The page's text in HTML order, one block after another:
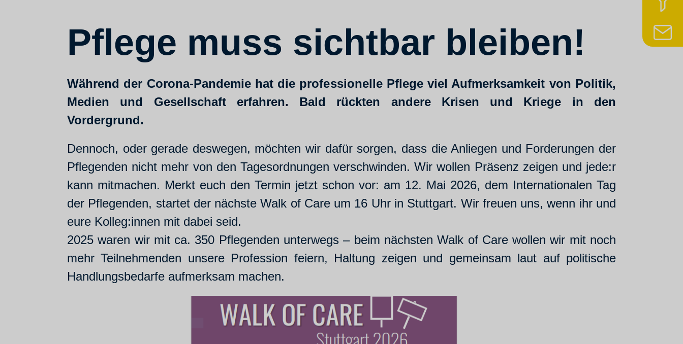
Pflege muss sichtbar bleiben!
Während der Corona-Pandemie hat die professionelle Pflege viel Aufmerksamkeit von Politik,
Medien und Gesellschaft erfahren. Bald rückten andere Krisen und Kriege in den
Vordergrund.
Dennoch, oder gerade deswegen, möchten wir dafür sorgen, dass die Anliegen und Forderungen der
Pflegenden nicht mehr von den Tagesordnungen verschwinden. Wir wollen Präsenz zeigen und jede:r
kann mitmachen. Merkt euch den Termin jetzt schon vor: am 12. Mai 2026, dem Internationalen Tag
der Pflegenden, startet der nächste Walk of Care um 16 Uhr in Stuttgart. Wir freuen uns, wenn ihr und
eure Kolleg:innen mit dabei seid.
2025 waren wir mit ca. 350 Pflegenden unterwegs – beim nächsten Walk of Care wollen wir mit noch
mehr Teilnehmenden unsere Profession feiern, Haltung zeigen und gemeinsam laut auf politische
Handlungsbedarfe aufmerksam machen.